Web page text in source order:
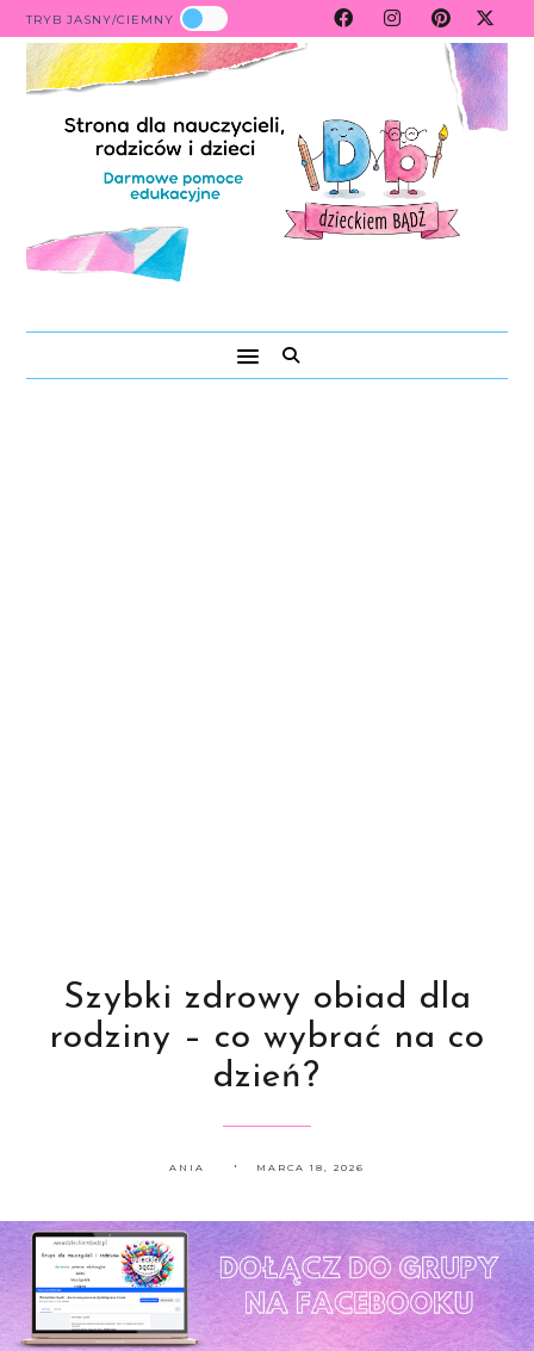
TRYB JASNY/CIEMNY
Szybki zdrowy obiad dla
rodziny – co wybrać na co
dzień?
ANIA MARCA 18, 2026